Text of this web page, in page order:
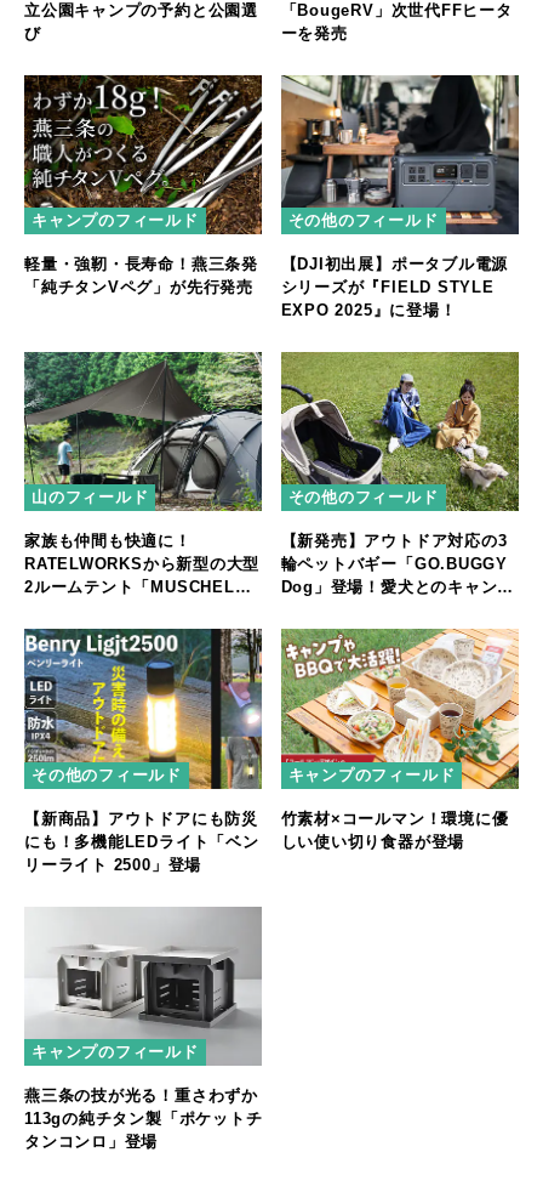
立公園キャンプの予約と公園選
び
「BougeRV」次世代FFヒータ
ーを発売
キャンプのフィールド
軽量・強靭・長寿命！燕三条発
「純チタンVペグ」が先行発売
その他のフィールド
【DJI初出展】ポータブル電源
シリーズが『FIELD STYLE
EXPO 2025』に登場！
山のフィールド
家族も仲間も快適に！
RATELWORKSから新型の大型
2ルームテント「MUSCHEL」
その他のフィールド
【新発売】アウトドア対応の3
輪ペットバギー「GO.BUGGY
Dog」登場！愛犬とのキャンプ
その他のフィールド
【新商品】アウトドアにも防災
にも！多機能LEDライト「ベン
リーライト 2500」登場
キャンプのフィールド
竹素材×コールマン！環境に優
しい使い切り食器が登場
キャンプのフィールド
燕三条の技が光る！重さわずか
113gの純チタン製「ポケットチ
タンコンロ」登場